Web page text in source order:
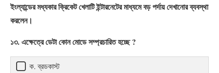
ইংল্যান্ডের মধ্যকার ক্রিকেট খেলাটি ইন্টারনেটের মাধ্যমে বড় পর্দায় দেখানোর ব্যবস্থা
করলেন।
১৩. এক্ষেত্রে ডেটা কোন মোডে সম্প্রচারিত হচ্ছে ?
ক. ব্রডকাস্ট